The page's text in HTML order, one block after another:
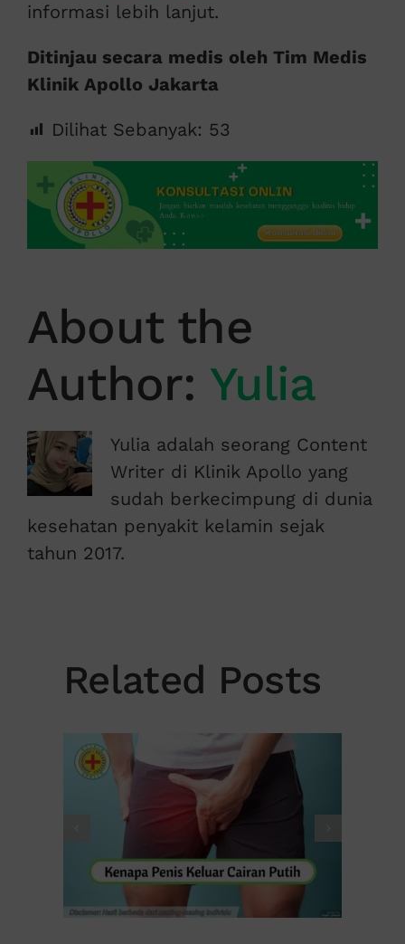
informasi lebih lanjut.
Ditinjau secara medis oleh Tim Medis
Klinik Apollo Jakarta
Dilihat Sebanyak: 53
About the
Author: Yulia
Yulia adalah seorang Content
Writer di Klinik Apollo yang
sudah berkecimpung di dunia
kesehatan penyakit kelamin sejak
tahun 2017.
Related Posts